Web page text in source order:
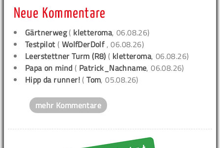
Neue Kommentare
Gärtnerweg( kletteroma, 06.08.26)
Testpilot ( WolfDerDolf , 06.08.26)
Leerstettner Turm (R8) ( kletteroma, 06.08.26)
Papa on mind ( Patrick_Nachname, 06.08.26)
Hipp da runner! (Tom, 05.08.26)
mehr Kommentare